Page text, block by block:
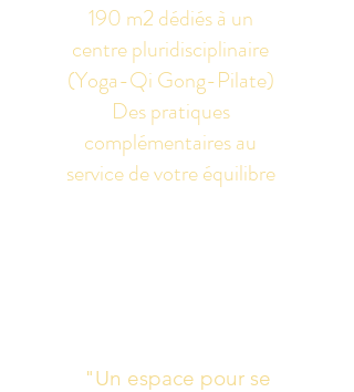
190 m2 dédiés à un
centre pluridisciplinaire
(Yoga-Qi Gong-Pilate)
Des pratiques
complémentaires au
service de votre équilibre
"Un espace pour se